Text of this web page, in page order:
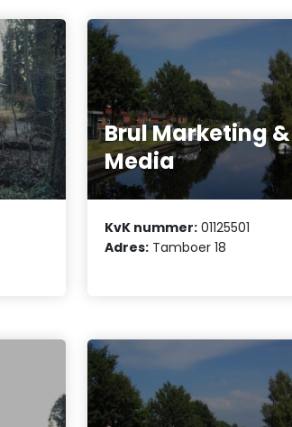
Brul Marketing &
Media
KvK nummer: 01125501
Adres: Tamboer 18